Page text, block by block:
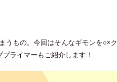
うもの。今回はそんなギモンを○×ク
ライマーもご紹介します！